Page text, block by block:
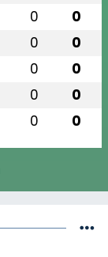
0 0
0 0
0 0
0 0
0 0